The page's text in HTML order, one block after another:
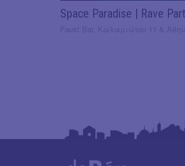
Space Paradise | Rave